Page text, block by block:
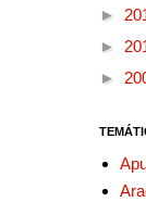
►
►
►